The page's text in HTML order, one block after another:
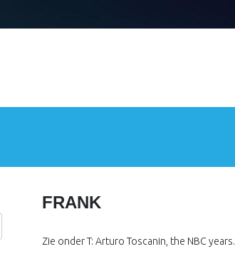
FRANK
Zie onder T: Arturo Toscanin, the NBC years.